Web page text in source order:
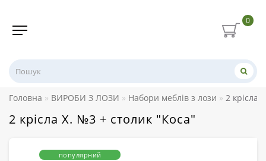
0
Головна ВИРОБИ З ЛОЗИ Набори меблів з лози 2 крісла
2 крісла Х. №3 + столик "Коса"
популярний